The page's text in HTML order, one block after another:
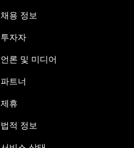
채용 정보
투자자
언론 및 미디어
파트너
제휴
법적 정보